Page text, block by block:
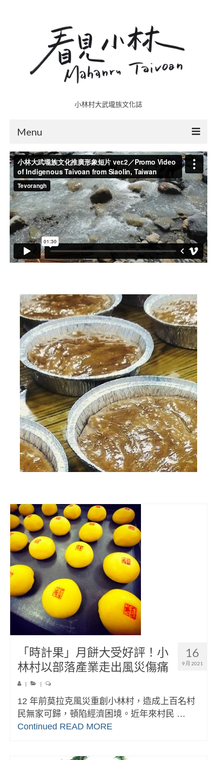
小林村大武壠族文化誌
Menu
小林村故事多
五里埔
日光小林
小愛小林
媒體上的小林
誰是大武壠族
祭儀信仰
工藝服飾
民族植物
風味飲食
歌舞文化
歡迎來部落
旅遊資訊
部落美食
原民文創
16
9 月 2021
「時計果」月餅大受好評！小
林村以部落產業走出風災傷痛
12 年前莫拉克風災重創小林村，造成上百名村
民無家可歸，頓陷經濟困境。近年來村民 …
Continued READ MORE